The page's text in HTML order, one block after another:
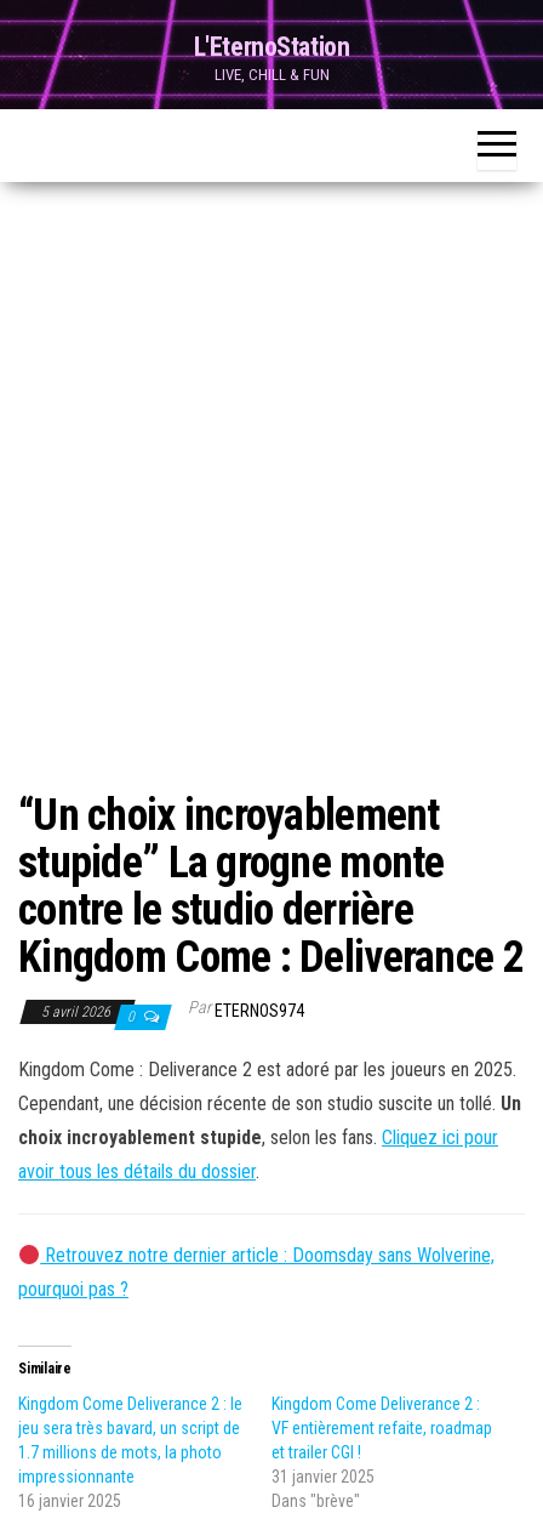
Skip
to
content
L'EternoStation
LIVE, CHILL & FUN
“Un choix incroyablement
stupide” La grogne monte
contre le studio derrière
Kingdom Come : Deliverance 2
5 avril 2026 0 ParETERNOS974
Kingdom Come : Deliverance 2 est adoré par les joueurs en 2025.
Cependant, une décision récente de son studio suscite un tollé. Un
choix incroyablement stupide, selon les fans. Cliquez ici pour
avoir tous les détails du dossier.
Retrouvez notre dernier article : Doomsday sans Wolverine,
pourquoi pas ?
Similaire
Kingdom Come Deliverance 2 : le
jeu sera très bavard, un script de
1.7 millions de mots, la photo
impressionnante
16 janvier 2025
Kingdom Come Deliverance 2 :
VF entièrement refaite, roadmap
et trailer CGI !
31 janvier 2025
Dans "brève"